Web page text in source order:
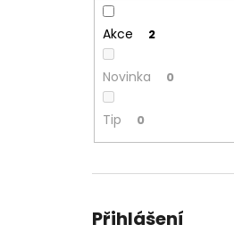
Akce 2
Novinka 0
Tip 0
Přihlášení